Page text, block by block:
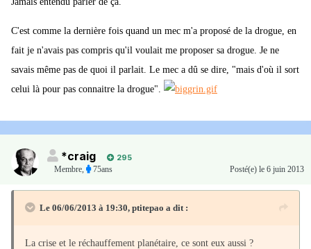
C'est comme la dernière fois quand un mec m'a proposé de la drogue, en
fait je n'avais pas compris qu'il voulait me proposer sa drogue. Je ne
savais même pas de quoi il parlait. Le mec a dû se dire, "mais d'où il sort
celui là pour pas connaitre la drogue".
*craig
295
Membre
75ans Posté(e) le 6 juin 2013
Le 06/06/2013 à 19:30, ptitepao a dit :
La crise et le réchauffement planétaire, ce sont eux aussi ?